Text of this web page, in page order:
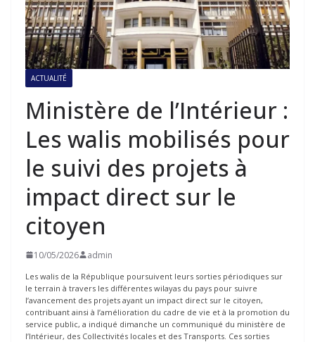
ACTUALITÉ
Ministère de l’Intérieur :
Les walis mobilisés pour
le suivi des projets à
impact direct sur le
citoyen
10/05/2026 admin
Les walis de la République poursuivent leurs sorties périodiques sur
le terrain à travers les différentes wilayas du pays pour suivre
l’avancement des projets ayant un impact direct sur le citoyen,
contribuant ainsi à l’amélioration du cadre de vie et à la promotion du
service public, a indiqué dimanche un communiqué du ministère de
l’Intérieur, des Collectivités locales et des Transports. Ces sorties